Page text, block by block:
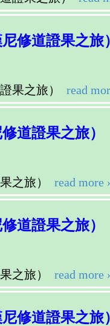
修道證果之旅）
果之旅）
read
道證果之旅）
之旅）
read more
道證果之旅）
之旅）
read more
修道證果之旅）